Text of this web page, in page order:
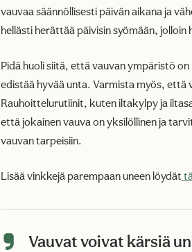
vauvaa säännöllisesti päivän aikana ja
hellästi herättää päivisin syömään, jolloin
Pidä huoli siitä, että vauvan ympäristö
edistää hyvää unta. Varmista myös, että
Rauhoittelurutiinit, kuten iltakylpy ja
että jokainen vauva on yksilöllinen ja
vauvan tarpeisiin.
Lisää vinkkejä parempaan uneen löydät
Vauvat voivat kärsiä